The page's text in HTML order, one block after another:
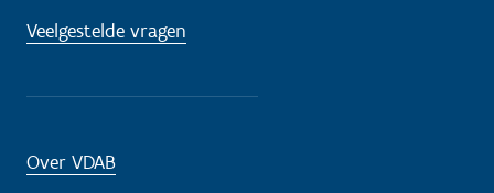
Veelgestelde vragen
Over VDAB